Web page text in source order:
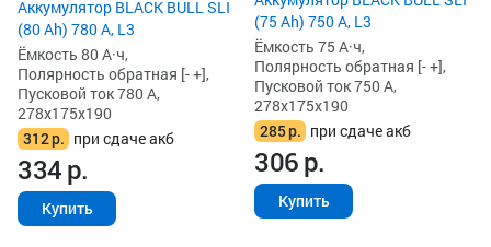
Аккумулятор BLACK BULL SLI
(80 Ah) 780 А, L3
Ёмкость 80 А·ч,
Полярность обратная [- +],
Пусковой ток 780 А,
278x175x190
312р. при сдаче акб
334р.
Купить
(75 Ah) 750 А, L3
Ёмкость 75 А·ч,
Полярность обратная [- +],
Пусковой ток 750 А,
278x175x190
285р. при сдаче акб
306р.
Купить